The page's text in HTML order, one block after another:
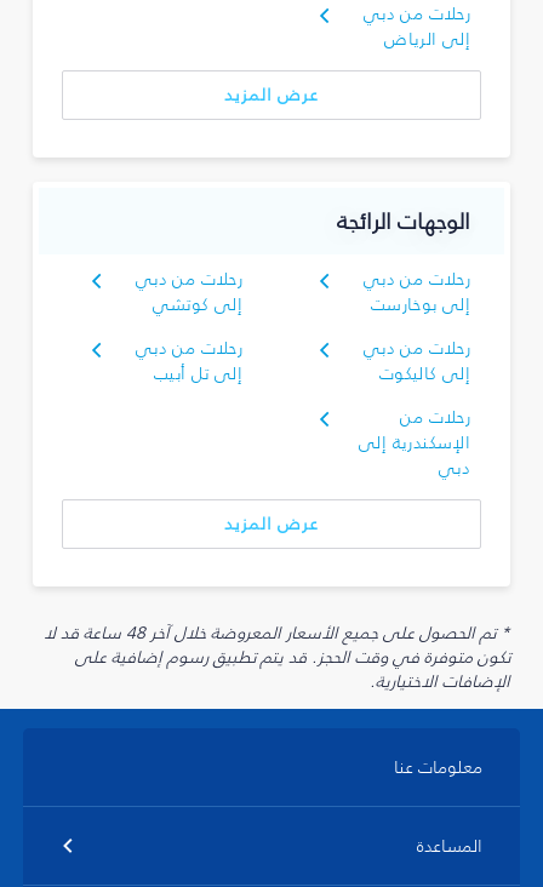
رحلات من دبي
إلى الرياض
عرض المزيد
الوجهات الرائجة
رحلات من دبي
إلى بوخارست
رحلات من دبي
إلى كوتشي
رحلات من دبي
إلى كاليكوت
رحلات من دبي
إلى تل أبيب
رحلات من
الإسكندرية إلى
دبي
عرض المزيد
* تم الحصول على جميع الأسعار المعروضة خلال آخر 48 ساعة قد لا
تكون متوفرة في وقت الحجز. قد يتم تطبيق رسوم إضافية على
الإضافات الاختيارية.
معلومات عنا
المساعدة